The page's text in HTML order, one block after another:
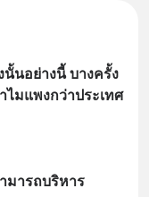
นอย่างนี้ บางครั้ง
มแพงกว่าประเทศ
มารถบริหาร